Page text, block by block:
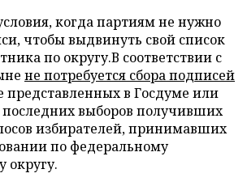
когда партиям не нужно
чтобы выдвинуть свой список
по округу.В соответствии с
не потребуется сбора подписей
представленных в Госдуме или
последних выборов получивших
избирателей, принимавших
по федеральному
округу.